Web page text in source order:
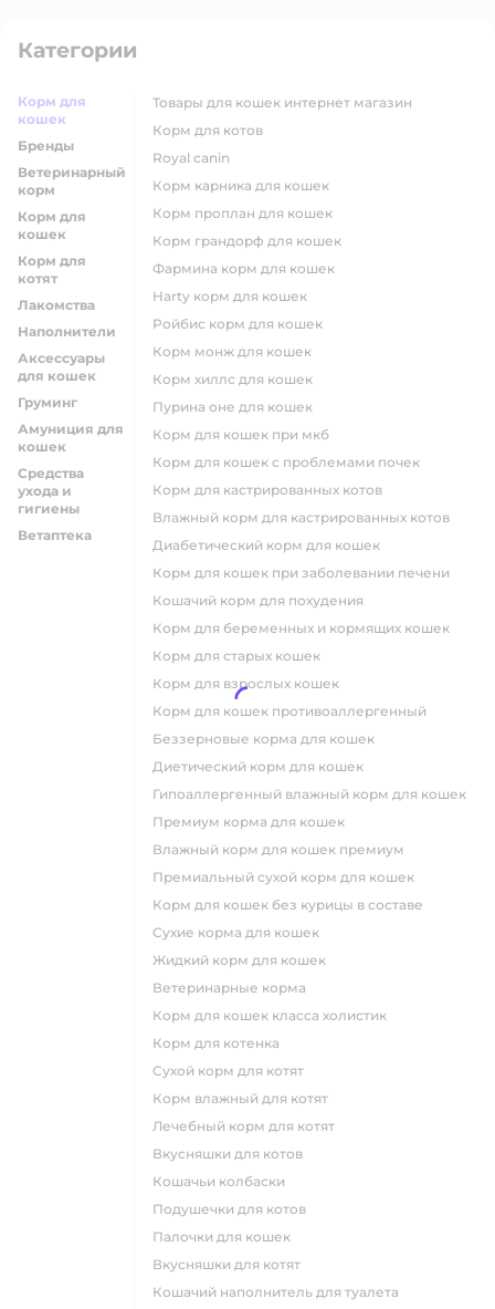
Категории
Корм для
кошек
Бренды
Ветеринарный
корм
Корм для
кошек
Корм для
котят
Лакомства
Наполнители
Аксессуары
для кошек
Груминг
Амуниция для
кошек
Средства
ухода и
гигиены
Ветаптека
товары для кошек интернет магазин
корм для котов
royal canin
корм карника для кошек
корм проплан для кошек
корм грандорф для кошек
фармина корм для кошек
harty корм для кошек
ройбис корм для кошек
корм монж для кошек
корм хиллс для кошек
пурина оне для кошек
корм для кошек при мкб
корм для кошек с проблемами почек
Корм для кастрированных котов
влажный корм для кастрированных котов
диабетический корм для кошек
корм для кошек при заболевании печени
кошачий корм для похудения
корм для беременных и кормящих кошек
корм для старых кошек
корм для взрослых кошек
корм для кошек противоаллергенный
беззерновые корма для кошек
диетический корм для кошек
гипоаллергенный влажный корм для кошек
премиум корма для кошек
влажный корм для кошек премиум
премиальный сухой корм для кошек
корм для кошек без курицы в составе
сухие корма для кошек
жидкий корм для кошек
ветеринарные корма
корм для кошек класса холистик
корм для котенка
сухой корм для котят
корм влажный для котят
лечебный корм для котят
вкусняшки для котов
кошачьи колбаски
подушечки для котов
палочки для кошек
вкусняшки для котят
кошачий наполнитель для туалета